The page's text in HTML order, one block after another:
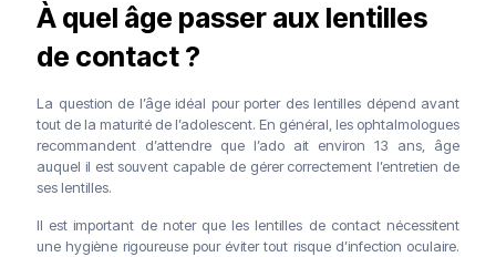
À quel âge passer aux lentilles
de contact ?
La question de l’âge idéal pour porter des lentilles dépend avant
tout de la maturité de l’adolescent. En général, les ophtalmologues
recommandent d’attendre que l’ado ait environ 13 ans, âge
auquel il est souvent capable de gérer correctement l’entretien de
ses lentilles.
Il est important de noter que les lentilles de contact nécessitent
une hygiène rigoureuse pour éviter tout risque d’infection oculaire.